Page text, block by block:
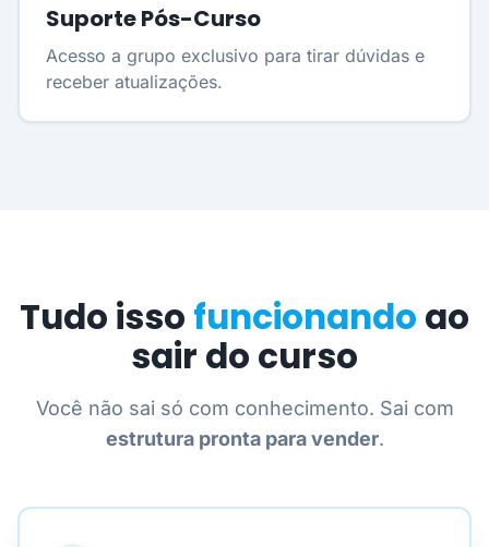
Suporte Pós-Curso
Acesso a grupo exclusivo para tirar dúvidas e
receber atualizações.
Tudo isso funcionando ao
sair do curso
Você não sai só com conhecimento. Sai com
estrutura pronta para vender.